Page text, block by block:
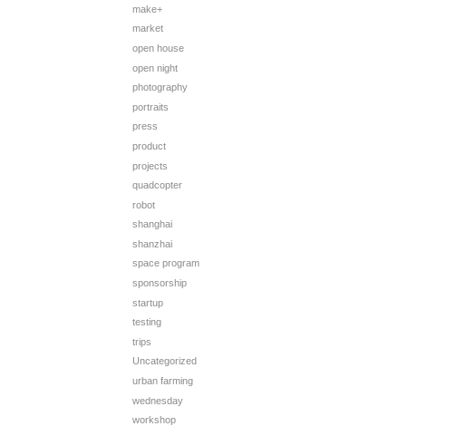
make+
market
open house
open night
photography
portraits
press
product
projects
quadcopter
robot
shanghai
shanzhai
space program
sponsorship
startup
testing
trips
Uncategorized
urban farming
wednesday
workshop